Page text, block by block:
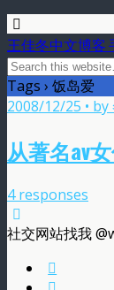
王佳冬中文博客
Tags › 饭岛爱
2008/12/25 • by
从著名av
4 responses
社交网站找我